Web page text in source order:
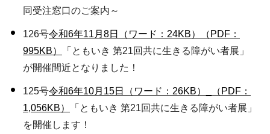
同受注窓口のご案内～
126号令和6年11月8日（ワード：24KB）
（PDF：
995KB）
「ともいき 第21回共に生きる障がい者展」
が開催間近となりました！
125号令和6年10月15日（ワード：26KB）
_（PDF：
1,056KB）
「ともいき 第21回共に生きる障がい者展」
を開催します！